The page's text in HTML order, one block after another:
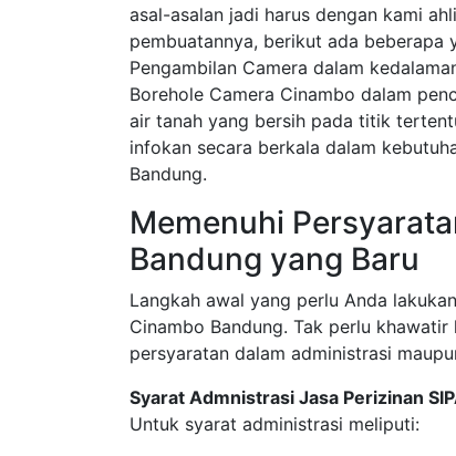
asal-asalan jadi harus dengan kami
pembuatannya, berikut ada
Pengambilan Camera dalam
Borehole Camera Cinambo dalam
air tanah yang bersih pada titik
infokan secara berkala dalam
Bandung.
Memenuhi
Bandung yang Baru
Langkah awal yang perlu Anda
Cinambo Bandung. Tak perlu
persyaratan dalam administrasi
Syarat Admnistrasi Jasa Perizinan
Untuk syarat administrasi meliputi: